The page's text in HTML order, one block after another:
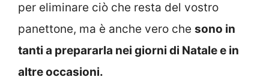
per eliminare ciò che resta del vostro
panettone, ma è anche vero che sono in
tanti a prepararla nei giorni di Natale e in
altre occasioni.